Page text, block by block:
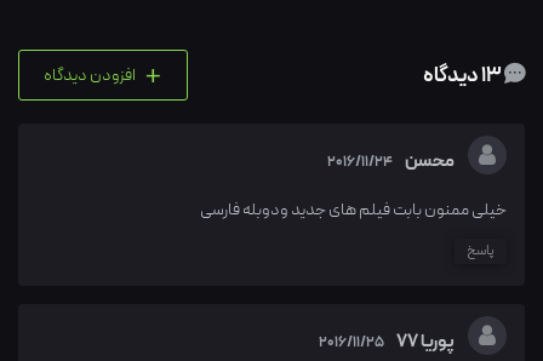
+ افزودن دیدگاه
محسن 2016/11/24
خیلی ممنون بابت فیلم های جدید ودوبله فارسی
پاسخ
پوریا 77 2016/11/25